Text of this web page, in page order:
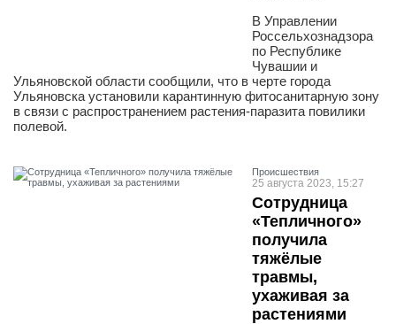
В Управлении
Россельхознадзора
по Республике
Чувашии и
Ульяновской области сообщили, что в черте города
Ульяновска установили карантинную фитосанитарную зону
в связи с распространением растения-паразита повилики
полевой.
Проиcшествия
25 августа 2023, 15:27
Сотрудница
«Тепличного»
получила
тяжёлые
травмы,
ухаживая за
растениями